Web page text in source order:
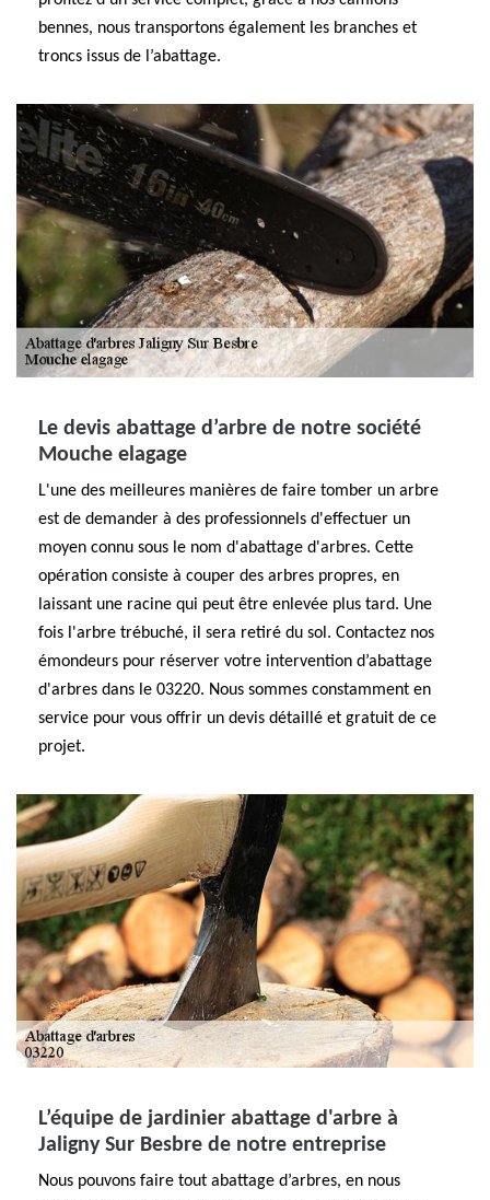
bennes, nous transportons également les branches et
troncs issus de l’abattage.
Le devis abattage d’arbre de notre société
Mouche elagage
L'une des meilleures manières de faire tomber un arbre
est de demander à des professionnels d'effectuer un
moyen connu sous le nom d'abattage d'arbres. Cette
opération consiste à couper des arbres propres, en
laissant une racine qui peut être enlevée plus tard. Une
fois l'arbre trébuché, il sera retiré du sol. Contactez nos
émondeurs pour réserver votre intervention d’abattage
d'arbres dans le 03220. Nous sommes constamment en
service pour vous offrir un devis détaillé et gratuit de ce
projet.
L’équipe de jardinier abattage d'arbre à
Jaligny Sur Besbre de notre entreprise
Nous pouvons faire tout abattage d’arbres, en nous